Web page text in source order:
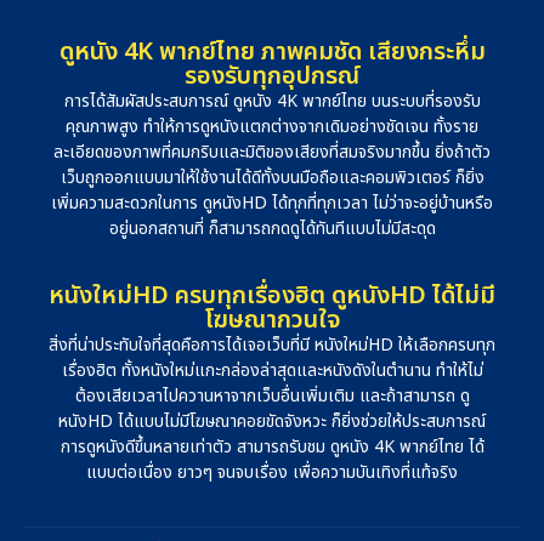
ดูหนัง 4K พากย์ไทย ภาพคมชัด เสียงกระหึ่ม
รองรับทุกอุปกรณ์
การได้สัมผัสประสบการณ์ ดูหนัง 4K พากย์ไทย บนระบบที่รองรับ
คุณภาพสูง ทำให้การดูหนังแตกต่างจากเดิมอย่างชัดเจน ทั้งราย
ละเอียดของภาพที่คมกริบและมิติของเสียงที่สมจริงมากขึ้น ยิ่งถ้าตัว
เว็บถูกออกแบบมาให้ใช้งานได้ดีทั้งบนมือถือและคอมพิวเตอร์ ก็ยิ่ง
เพิ่มความสะดวกในการ ดูหนังHD ได้ทุกที่ทุกเวลา ไม่ว่าจะอยู่บ้านหรือ
อยู่นอกสถานที่ ก็สามารถกดดูได้ทันทีแบบไม่มีสะดุด
หนังใหม่HD ครบทุกเรื่องฮิต ดูหนังHD ได้ไม่มี
โฆษณากวนใจ
สิ่งที่น่าประทับใจที่สุดคือการได้เจอเว็บที่มี หนังใหม่HD ให้เลือกครบทุก
เรื่องฮิต ทั้งหนังใหม่แกะกล่องล่าสุดและหนังดังในตำนาน ทำให้ไม่
ต้องเสียเวลาไปควานหาจากเว็บอื่นเพิ่มเติม และถ้าสามารถ ดู
หนังHD ได้แบบไม่มีโฆษณาคอยขัดจังหวะ ก็ยิ่งช่วยให้ประสบการณ์
การดูหนังดีขึ้นหลายเท่าตัว สามารถรับชม ดูหนัง 4K พากย์ไทย ได้
แบบต่อเนื่อง ยาวๆ จนจบเรื่อง เพื่อความบันเทิงที่แท้จริง